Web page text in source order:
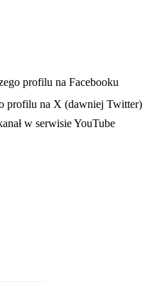
karcie
profilu na Facebooku
profilu na X (dawniej Twitter)
karcie
w serwisie YouTube